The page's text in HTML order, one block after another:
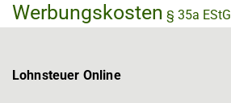
Werbungskosten § 35a EStG
Lohnsteuer Online